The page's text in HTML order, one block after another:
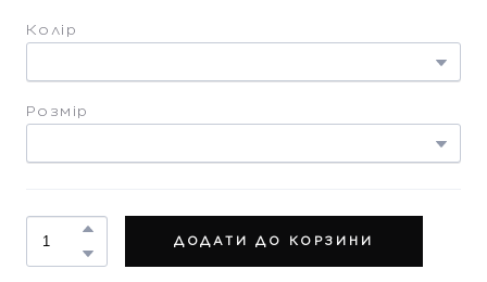
Колір
Розмір
ДОДАТИ ДО КОРЗИНИ